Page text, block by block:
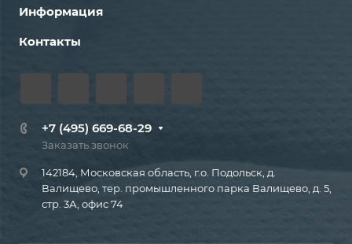
Информация
Контакты
+7 (495) 669-68-29
Заказать звонок
142184, Московская область, г.о. Подольск, д.
Валищево, тер. промышленного парка Валищево, д. 5,
стр. 3А, офис 74